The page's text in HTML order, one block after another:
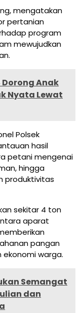
mengatakan
pertanian
program
mewujudkan
Dorong Anak
Nyata Lewat
Polsek
hasil
petani mengenai
hingga
produktivitas
sekitar 4 ton
aparat
pangan
warga.
Semangat
dan